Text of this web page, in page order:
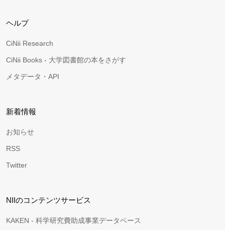
ヘルプ
CiNii Research
CiNii Books - 大学図書館の本をさがす
メタデータ・API
新着情報
お知らせ
RSS
Twitter
NIIのコンテンツサービス
KAKEN - 科学研究費助成事業データベース